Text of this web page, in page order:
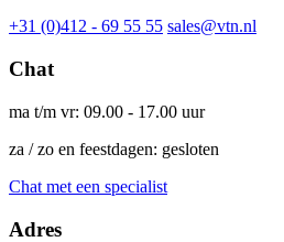
+31 (0)412 - 69 55 55 sales@vtn.nl
Chat
ma t/m vr: 09.00 - 17.00 uur
za / zo en feestdagen: gesloten
Chat met een specialist
Adres